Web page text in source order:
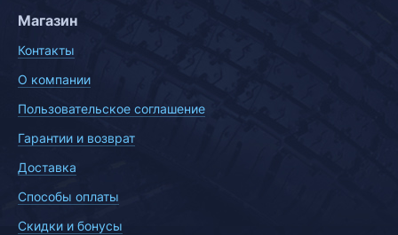
Магазин
Контакты
О компании
Пользовательское соглашение
Гарантии и возврат
Доставка
Способы оплаты
Скидки и бонусы